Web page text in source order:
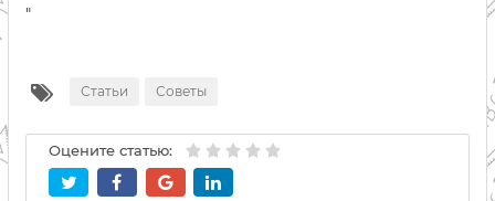
"
Статьи Советы
Оцените статью: